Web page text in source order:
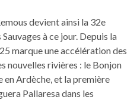
devient ainsi la 32e
à ce jour. Depuis la
marque une accélération des
nouvelles rivières : le Bonjon
en Ardèche, et la première
Pallaresa dans les